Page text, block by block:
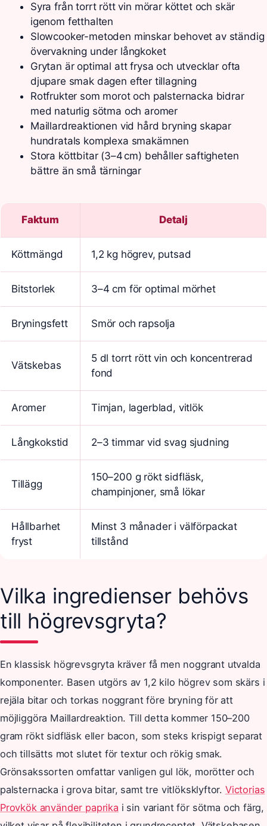
Syra från torrt rött vin mörar köttet och skär
igenom fetthalten
Slowcooker-metoden minskar behovet av ständig
övervakning under långkoket
Grytan är optimal att frysa och utvecklar ofta
djupare smak dagen efter tillagning
Rotfrukter som morot och palsternacka bidrar
med naturlig sötma och aromer
Maillardreaktionen vid hård bryning skapar
hundratals komplexa smakämnen
Stora köttbitar (3–4 cm) behåller saftigheten
bättre än små tärningar
Faktum Detalj
Köttmängd 1,2 kg högrev, putsad
Bitstorlek 3–4 cm för optimal mörhet
Bryningsfett Smör och rapsolja
Vätskebas
5 dl torrt rött vin och koncentrerad
fond
Aromer Timjan, lagerblad, vitlök
Långkokstid 2–3 timmar vid svag sjudning
Tillägg
150–200 g rökt sidfläsk,
champinjoner, små lökar
Hållbarhet
fryst
Minst 3 månader i välförpackat
tillstånd
Vilka ingredienser behövs
till högrevsgryta?
En klassisk högrevsgryta kräver få men noggrant utvalda
komponenter. Basen utgörs av 1,2 kilo högrev som skärs i
rejäla bitar och torkas noggrant före bryning för att
möjliggöra Maillardreaktion. Till detta kommer 150–200
gram rökt sidfläsk eller bacon, som steks krispigt separat
och tillsätts mot slutet för textur och rökig smak.
Grönsakssorten omfattar vanligen gul lök, morötter och
palsternacka i grova bitar, samt tre vitlöksklyftor. Victorias
Provkök använder paprika i sin variant för sötma och färg,